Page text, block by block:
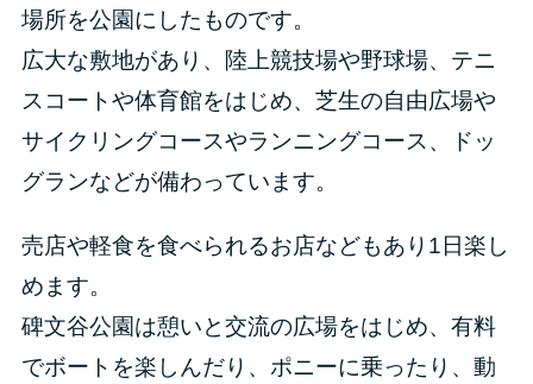
場所を公園にしたものです。
広大な敷地があり、陸上競技場や野球場、テニ
スコートや体育館をはじめ、芝生の自由広場や
サイクリングコースやランニングコース、ドッ
グランなどが備わっています。
売店や軽食を食べられるお店などもあり1日楽し
めます。
碑文谷公園は憩いと交流の広場をはじめ、有料
でボートを楽しんだり、ポニーに乗ったり、動